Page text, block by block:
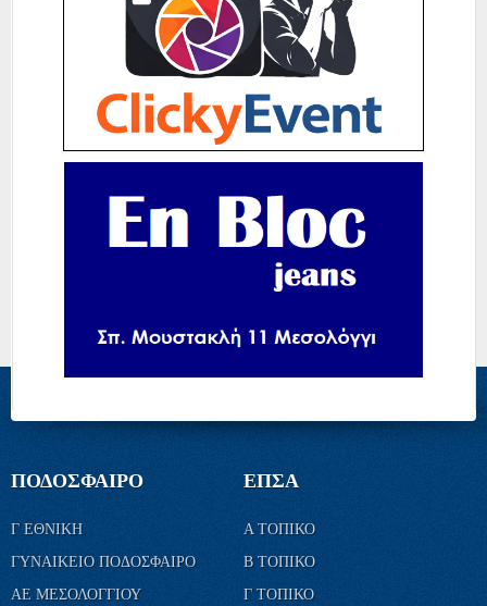
ΠΟΔΟΣΦΑΙΡΟ
ΑΕ ΜΕΣΟΛΟΓΓΙΟΥ
ΠΑΝΑΙΤΩΛΙΚΟΣ
ΕΠΣΑ
Γ ΤΟΠΙΚΟ
ΚΥΠΕΛΛΟ
ΤΜΗΜΑΤΑ ΥΠΟΔΟΜΗΣ